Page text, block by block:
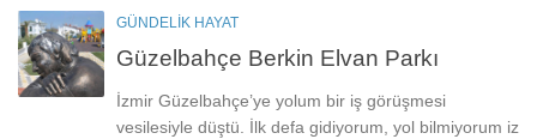
GÜNDELIK HAYAT
Güzelbahçe Berkin Elvan Parkı
İzmir Güzelbahçe’ye yolum bir iş görüşmesi
vesilesiyle düştü. İlk defa gidiyorum, yol bilmiyorum iz